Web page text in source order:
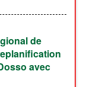
de
avec